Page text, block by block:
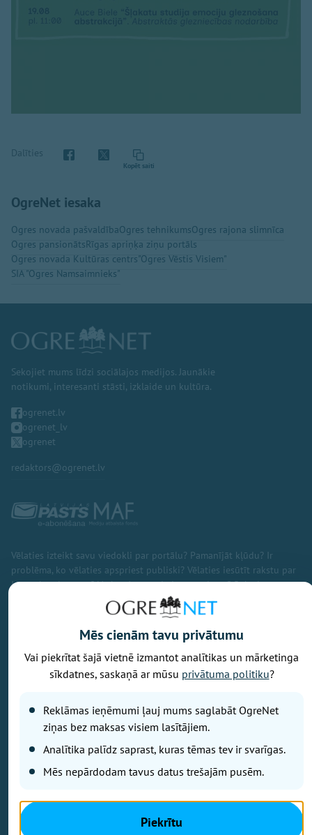
Dalīties
Kopēt saiti
OgreNet iesaka
Ogres novada pašvaldībaOgres tehnikumsOgres rajona slimnīca
Ogres pansionātsRīgas apriņķa ziņu portāls
Ogres novada Kultūras centrs"Ogres Vēstis Visiem"
SIA "Ogres Namsaimnieks"
Sekojiet mums līdzi sociālajos medijos. Jaunākie
notikumi, interesanti stāsti, izklaide un kultūra.
ogrenet.lv
ogrenet_lv
ogrenet
redaktors@ogrenet.lv
Vēlaties izteikt savu viedokli par portālu? Pamanījāt kļūdu? Ir
problēma, ko vēlaties apspriest publiski? Vēlaties iesūtīt rakstu par
Jums aktuālu tēmu? Varbūt Jums vajadzīgs padoms? Rakstiet uz
. Centīsimies palīdzēt!
Izdevējs: SIA "Ogres Balss".
Reģ. nr.: 40103433357.
Juridiskā adrese: Lāčplēša iela 24
Lietošanas noteikumi
Autortiesības
Kontakti
Reklāma
Autortiesības © Ogrenet 2026.
Visas tiesības aizsargātas.
Mēs cienām tavu privātumu
Vai piekrītat šajā vietnē izmantot analītikas un mārketinga
sīkdatnes, saskaņā ar mūsu privātuma politiku?
Reklāmas ieņēmumi ļauj mums saglabāt OgreNet
ziņas bez maksas visiem lasītājiem.
Analītika palīdz saprast, kuras tēmas tev ir svarīgas.
Mēs nepārdodam tavus datus trešajām pusēm.
Piekrītu